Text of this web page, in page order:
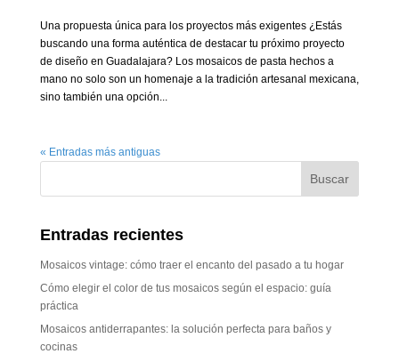
Una propuesta única para los proyectos más exigentes ¿Estás
buscando una forma auténtica de destacar tu próximo proyecto
de diseño en Guadalajara? Los mosaicos de pasta hechos a
mano no solo son un homenaje a la tradición artesanal mexicana,
sino también una opción...
« Entradas más antiguas
Entradas recientes
Mosaicos vintage: cómo traer el encanto del pasado a tu hogar
Cómo elegir el color de tus mosaicos según el espacio: guía
práctica
Mosaicos antiderrapantes: la solución perfecta para baños y
cocinas